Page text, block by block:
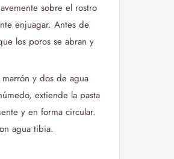
sobre el rostro
enjuagar. Antes de
los poros se abran y
marrón y dos de agua
extiende la pasta
y en forma circular.
agua tibia.